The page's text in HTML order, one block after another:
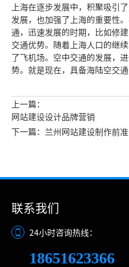
上海在逐步发展中，积聚吸引
发展，也加强了上海的重要性
通，迅速发展的时期，比如修
交通优势。随着上海人口的继
了飞机场。空中交通的发展，
势。就是现在， 具备海陆空交
上一篇：
网站建设设计品牌营销
下一篇：兰州网站建设制作前
联系我们
24小时咨询热线：
18651623366